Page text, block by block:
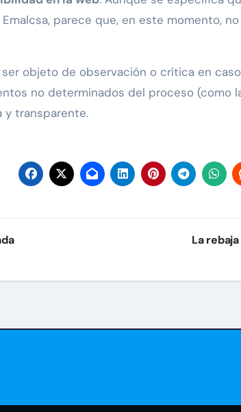
parece que, en este momento,
objeto de observación o crítica en
no determinados del proceso (como
y transparente.
La